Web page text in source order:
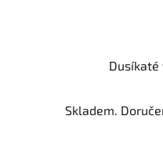
Dusíkaté
Skladem.